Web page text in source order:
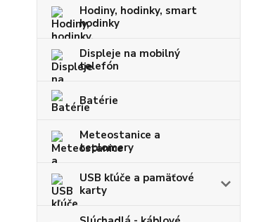
Hodiny, hodinky, smart
hodinky
Displeje na mobilný
telefón
Batérie
Meteostanice a
teplomery
USB kľúče a pamäťové
karty